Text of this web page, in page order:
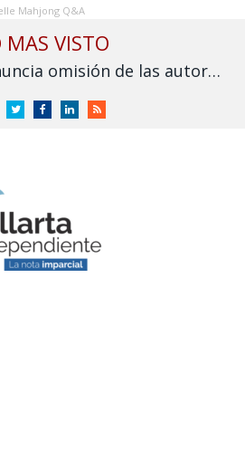
Mahjong Q&A
MAS VISTO
Carla Esparza denuncia omisión de las autoridades por inundación en Nuevo Nayarit
TwitterFacebookLinkedInRSS